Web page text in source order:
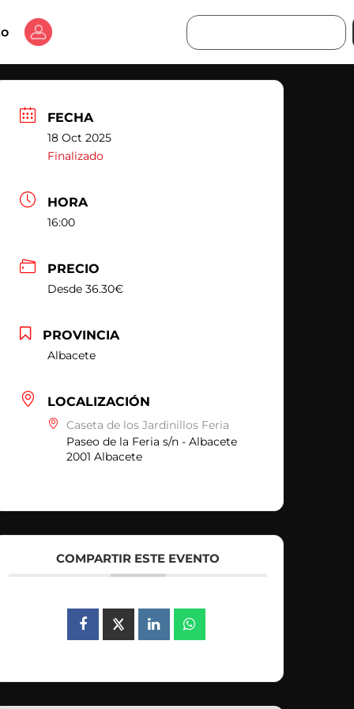
Buscar
FECHA
18 Oct 2025
Finalizado
HORA
16:00
PRECIO
Desde 36.30€
PROVINCIA
Albacete
LOCALIZACIÓN
Caseta de los Jardinillos Feria
Paseo de la Feria s/n - Albacete
2001 Albacete
COMPARTIR ESTE EVENTO